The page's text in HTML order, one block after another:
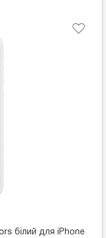
білий для iPhone